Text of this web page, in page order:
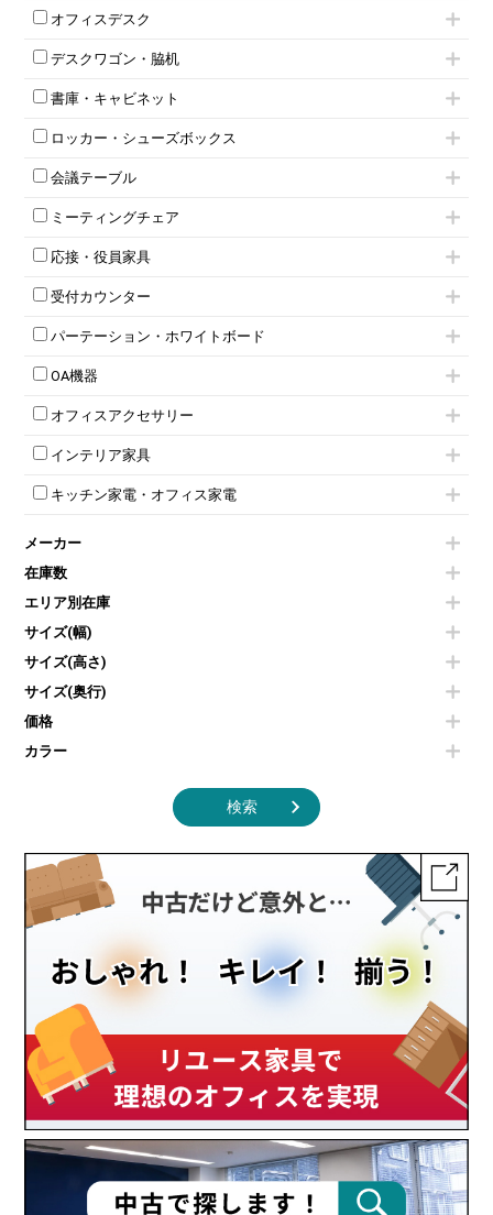
肘付きチェア
肘無しチェア
役員チェア
オフィスチェアその他
オフィスデスク
片袖机
フリーアドレスデスク（ベンチデスク）
昇降デスク
両袖机
デスクワゴン・脇机
インワゴン2段
インワゴン3段
脇机
書庫・キャビネット
ハイキャビネット
ローキャビネット
両開きキャビネット
上下連結キャビネット
軽量ラック（スチールラック）
収納家具その他
両開書庫
ラテラル書庫
ロッカー・シューズボックス
1人用ロッカー
2人用ロッカー
3人用ロッカー
5人用ロッカー
8人用ロッカー
多人数ロッカー
ダイヤル錠ロッカー
ダイヤル錠ロッカー
ワードローブ・クローゼット
会議テーブル
ミーティングテーブル
スタッキングテーブル
ネスティングテーブル
カウンターテーブル
T字脚テーブル
会議テーブルW1200～
会議テーブルW1800～
平行スタックテーブル
会議テーブルその他
ミーティングチェア
キャスター付きミーティングチェア
スタッキングミーティングチェア
テーブル付きミーティングチェア
折りたたみミーティングチェア
ハイチェア
ミーティングチェアその他
応接・役員家具
応接セット
応接ソファ
応接チェア
応接・役員家具その他
受付カウンター
ハイカウンター
ローカウンター
ラウンジカウンター
パーテーション・ホワイトボード
パーテーション
自立タイプパーテーション
パーテーションその他
壁掛けホワイトボード
ホワイトボードその他
OA機器
電話機（ビジネスフォン）
シュレッダー
スクリーン
その他OA機器
オフィスアクセサリー
チェア用台車
演台・講演台・演説台
防音パネル
コートハンガー・ポールハンガー
傘立て
食器棚・キッチンキャビネット
カタログスタンド
オフィスアクセサリーその他
インテリア家具
モールドチェア
ダイニングチェア
カウンターテーブル
センターテーブル・サイドテーブル
ベンチ・スツール
ソファ
シェルフ
ダストボックス（ゴミ箱）
インテリア家具その他
キッチン家電・オフィス家電
冷蔵庫・洗濯機
空気清浄機・加湿器
液晶テレビ・モニター類
エアコン
照明機器
掃除機
季節家電
メーカー
在庫数
エリア別在庫
サイズ(幅)
サイズ(高さ)
サイズ(奥行)
価格
カラー
検索